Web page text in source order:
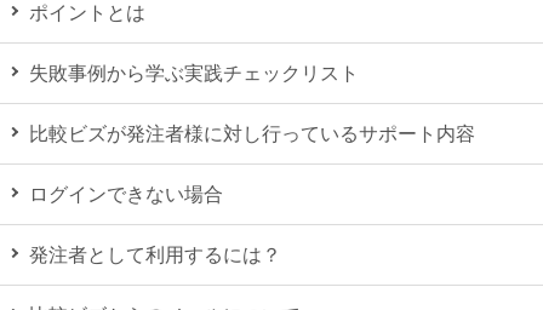
ポイントとは
失敗事例から学ぶ実践チェックリスト
比較ビズが発注者様に対し行っているサポート内容
ログインできない場合
発注者として利用するには？